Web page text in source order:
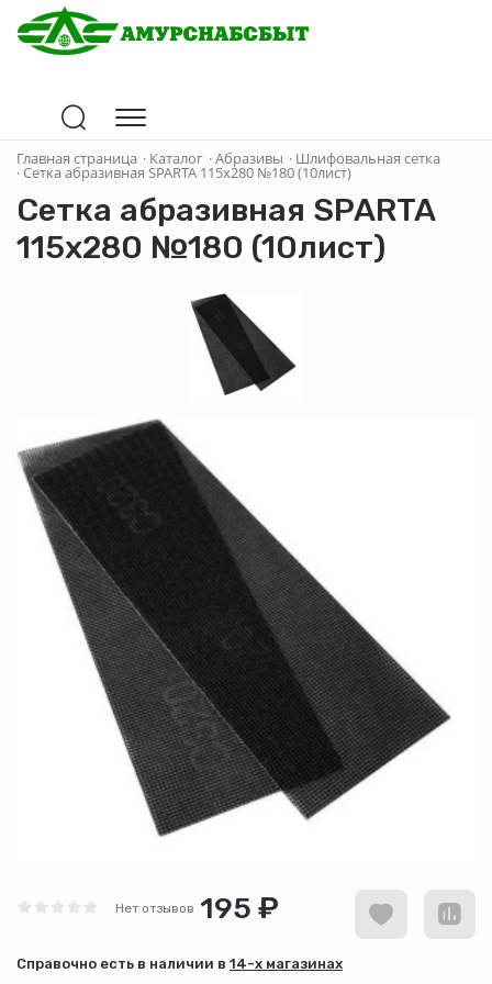
Главная страница · Каталог ·Абразивы · Шлифовальная сетка
·Сетка абразивная SPARTA 115х280 №180 (10лист)
Сетка абразивная SPARTA
115х280 №180 (10лист)
Нет отзывов 195 ₽
Cправочно есть в наличии в 14-х магазинах